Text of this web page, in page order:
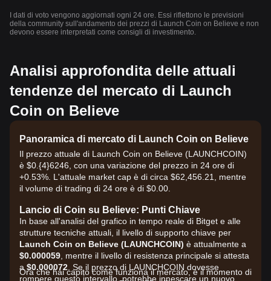
I dati di voto vengono aggiornati ogni 24 ore. Essi riflettono le previsioni
della community sull'andamento dei prezzi di Launch Coin on Believe e non
devono essere interpretati come consigli di investimento.
Analisi approfondita delle attuali
tendenze del mercato di Launch
Coin on Believe
Panoramica di mercato di Launch Coin on Believe
Il prezzo attuale di Launch Coin on Believe (LAUNCHCOIN)
è $0.{​4}6246, con una variazione del prezzo in 24 ore di
+0.53%. L'attuale market cap è di circa $62,456.21, mentre
il volume di trading di 24 ore è di $0.00.
Lancio di Coin su Believe: Punti Chiave
In base all'analisi del grafico in tempo reale di Bitget e alle
strutture tecniche attuali, il livello di supporto chiave per
Launch Coin on Believe (LAUNCHCOIN) è attualmente a
$0.000059 , mentre il livello di resistenza principale si attesta
a$0.000072 . Se il prezzo di LAUNCHCOIN dovesse
rompere questo intervallo, potrebbe innescare un nuovo
Ora che hai capito come funziona il mercato, è il momento di